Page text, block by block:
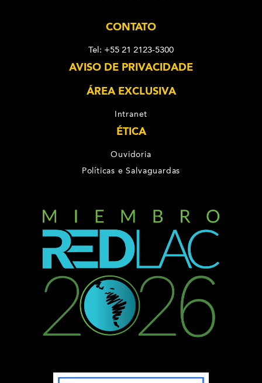
CONTATO
Tel: +55 21 2123-5300
AVISO DE PRIVACIDADE
ÁREA EXCLUSIVA
Intranet
ÉTICA
Ouvidoria
Políticas e Salvaguardas